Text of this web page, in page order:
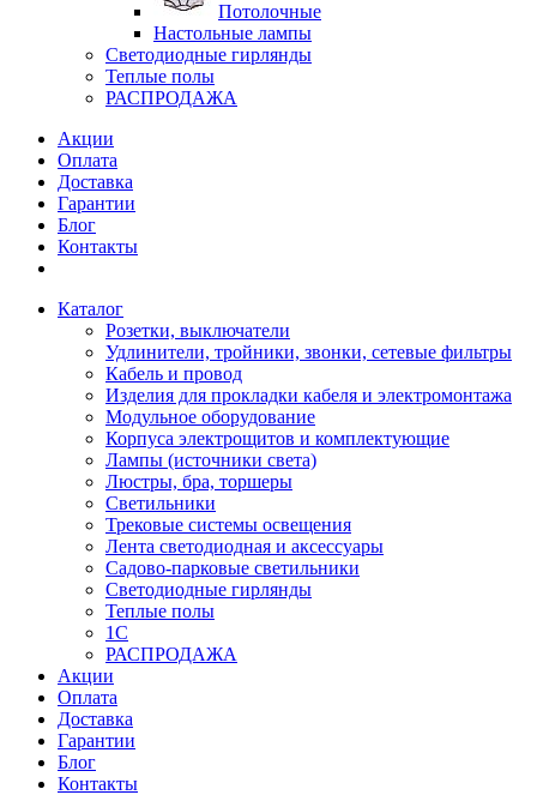
Потолочные
Настольные лампы
Светодиодные гирлянды
Теплые полы
РАСПРОДАЖА
Акции
Оплата
Доставка
Гарантии
Блог
Контакты
Каталог
Розетки, выключатели
Удлинители, тройники, звонки, сетевые фильтры
Кабель и провод
Изделия для прокладки кабеля и электромонтажа
Модульное оборудование
Корпуса электрощитов и комплектующие
Лампы (источники света)
Люстры, бра, торшеры
Светильники
Трековые системы освещения
Лента светодиодная и аксессуары
Садово-парковые светильники
Светодиодные гирлянды
Теплые полы
1С
РАСПРОДАЖА
Акции
Оплата
Доставка
Гарантии
Блог
Контакты